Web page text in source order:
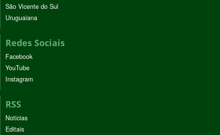
São Vicente do Sul
Uruguaiana
Redes Sociais
Facebook
YouTube
Instagram
RSS
Noticias
Editais